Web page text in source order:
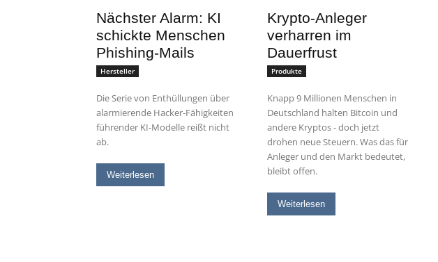
Nächster Alarm: KI
schickte Menschen
Phishing-Mails
Hersteller
Die Serie von Enthüllungen über
alarmierende Hacker-Fähigkeiten
führender KI-Modelle reißt nicht
ab.
Weiterlesen
Krypto-Anleger
verharren im
Dauerfrust
Produkte
Knapp 9 Millionen Menschen in
Deutschland halten Bitcoin und
andere Kryptos - doch jetzt
drohen neue Steuern. Was das für
Anleger und den Markt bedeutet,
bleibt offen.
Weiterlesen